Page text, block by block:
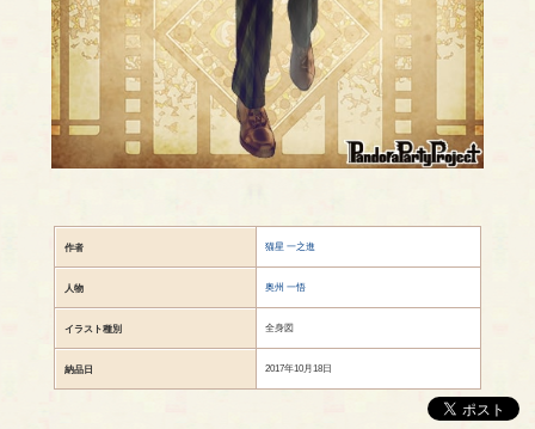
作者 猫星 一之進
人物 奥州 一悟
イラスト種別 全身図
納品日 2017年10月18日